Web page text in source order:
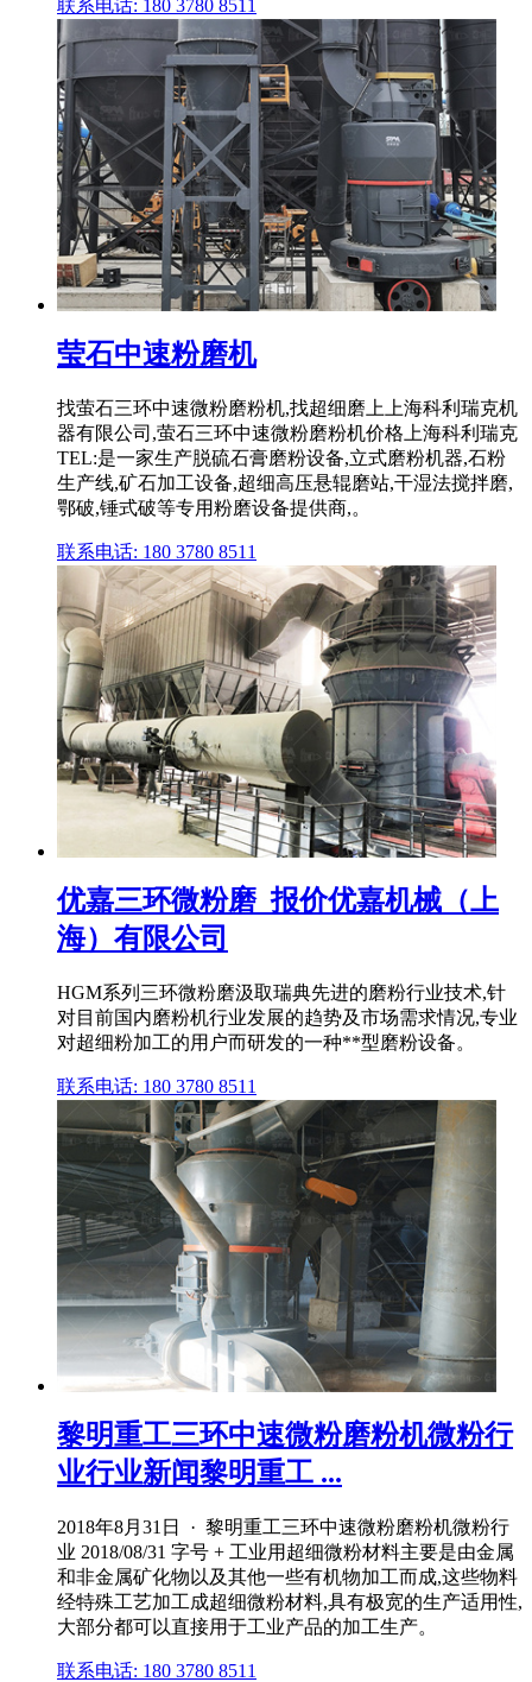
联系电话: 180 3780 8511
莹石中速粉磨机
找萤石三环中速微粉磨粉机,找超细磨上上海科利瑞克机
器有限公司,萤石三环中速微粉磨粉机价格上海科利瑞克
TEL:是一家生产脱硫石膏磨粉设备,立式磨粉机器,石粉
生产线,矿石加工设备,超细高压悬辊磨站,干湿法搅拌磨,
鄂破,锤式破等专用粉磨设备提供商,。
联系电话: 180 3780 8511
优嘉三环微粉磨_报价优嘉机械（上
海）有限公司
HGM系列三环微粉磨汲取瑞典先进的磨粉行业技术,针
对目前国内磨粉机行业发展的趋势及市场需求情况,专业
对超细粉加工的用户而研发的一种**型磨粉设备。
联系电话: 180 3780 8511
黎明重工三环中速微粉磨粉机微粉行
业行业新闻黎明重工 ...
2018年8月31日 · 黎明重工三环中速微粉磨粉机微粉行
业 2018/08/31 字号 + 工业用超细微粉材料主要是由金属
和非金属矿化物以及其他一些有机物加工而成,这些物料
经特殊工艺加工成超细微粉材料,具有极宽的生产适用性,
大部分都可以直接用于工业产品的加工生产。
联系电话: 180 3780 8511